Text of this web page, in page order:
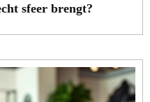
sfeer brengt?